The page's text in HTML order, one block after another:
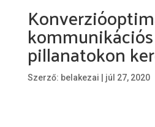
kommunikációs
pillanatokon
Szerző: belakezai júl 27, 2020